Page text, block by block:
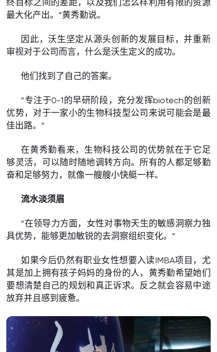
终目标之间的差距，以及我们怎么样利用有限的资源
最大化产出。”黄秀勤说。
因此，沃生坚定从源头创新的发展目标，并重新
审视对于公司而言，什么是沃生定义的成功。
他们找到了自己的答案。
“专注于0-1的早研阶段，充分发挥biotech的创新
优势，对于一家小的生物科技型公司来说可能会是最
佳出路。”
在黄秀勤看来，生物科技公司的优势就在于它足
够灵活，可以随时随地调转方向。所有的人都足够勤
奋和足够努力，就像一艘艘小快艇一样。
流水淡须眉
“在领导力方面，女性对事物天生的敏感洞察力独
具优势，能够更加敏锐的去洞察组织变化。”
如果今后仍然有职业女性想要入读IMBA项目，尤
其是加上拥有孩子妈妈的身份的人，黄秀勤希望她们
要想清楚自己的规划和真正诉求。反之就会容易中途
放弃并且感到疲惫。